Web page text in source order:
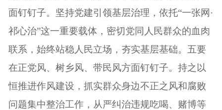
面钉钉子。坚持党建引领基层治理，依托“一张网·
祁心治”这一重要载体，密切党同人民群众的血肉
联系，始终站稳人民立场，夯实基层基础。五要
在正党风、树乡风、带民风方面钉钉子。持之以
恒推进作风建设，抓实群众身边不正之风和腐败
问题集中整治工作，从严纠治违规吃喝、赌博等